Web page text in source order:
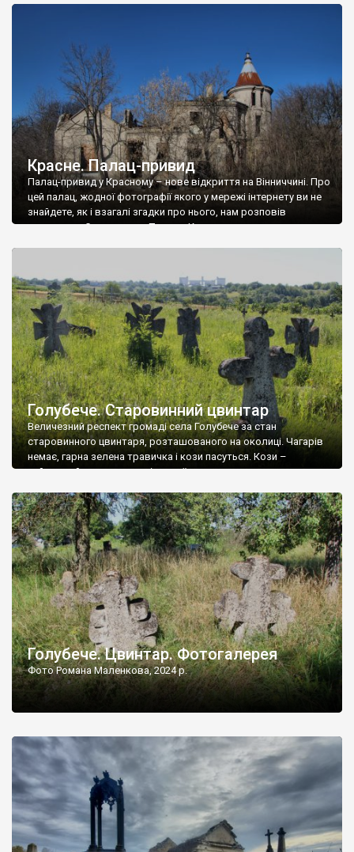
Красне. Палац-привид
Палац-привид у Красному – нове відкриття на Вінниччині. Про
цей палац, жодної фотографії якого у мережі інтернету ви не
знайдете, як і взагалі згадки про нього, нам розповів
мешканець Самгородка. Палац у Красному вразив не лише
Голубече. Старовинний цвинтар
Величезний респект громаді села Голубече за стан
старовинного цвинтаря, розташованого на околиці. Чагарів
немає, гарна зелена травичка і кози пасуться. Кози –
найкращий регулятор шкідливої, для старих кладовищ,
бруньками, кози ті бруньки обгризають, бо то улюблений
делікатес. На цвинтарі у Голубечому ціла колекція
різноманітних форм хрестів. Село відносно невелике, […]
Голубече. Цвинтар. Фотогалерея
Фото Романа Маленкова, 2024 р.